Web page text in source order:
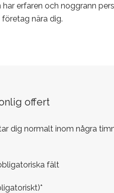
har erfaren och noggrann
nära dig.
offert
dig normalt inom några
fält
*